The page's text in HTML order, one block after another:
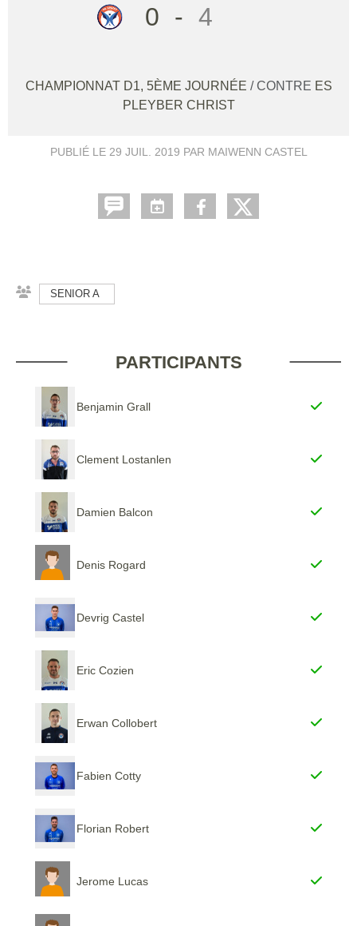
0 - 4
CHAMPIONNAT D1, 5ÈME JOURNÉE / CONTRE ES
PLEYBER CHRIST
PUBLIÉ LE 29 JUIL. 2019 PAR MAIWENN CASTEL
SENIOR A
PARTICIPANTS
Benjamin Grall
Clement Lostanlen
Damien Balcon
Denis Rogard
Devrig Castel
Eric Cozien
Erwan Collobert
Fabien Cotty
Florian Robert
Jerome Lucas